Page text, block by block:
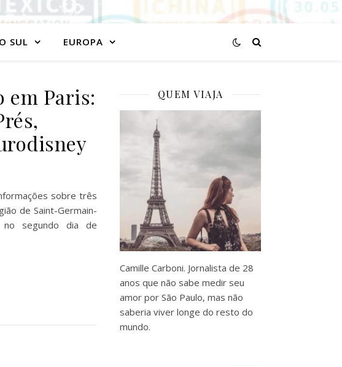
SUL EUROPA
em Paris:
sobre três
de Saint-Germain-
segundo dia de
QUEM VIAJA
Camille Carboni. Jornalista de 28
anos que não sabe medir seu
amor por São Paulo, mas não
saberia viver longe do resto do
mundo.